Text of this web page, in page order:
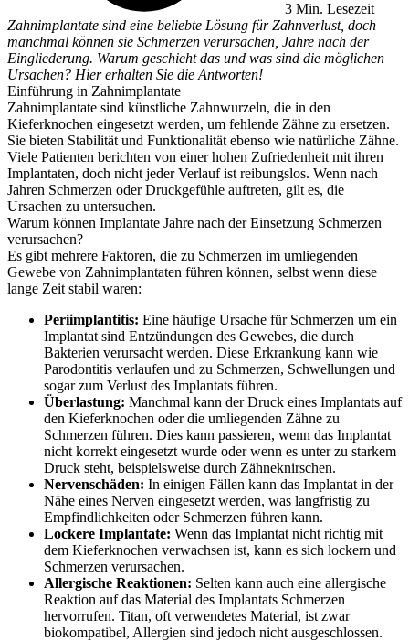
3 Min. Lesezeit
Zahnimplantate sind eine beliebte Lösung für Zahnverlust, doch
manchmal können sie Schmerzen verursachen, Jahre nach der
Eingliederung. Warum geschieht das und was sind die möglichen
Ursachen? Hier erhalten Sie die Antworten!
Einführung in Zahnimplantate
Zahnimplantate sind künstliche Zahnwurzeln, die in den
Kieferknochen eingesetzt werden, um fehlende Zähne zu ersetzen.
Sie bieten Stabilität und Funktionalität ebenso wie natürliche Zähne.
Viele Patienten berichten von einer hohen Zufriedenheit mit ihren
Implantaten, doch nicht jeder Verlauf ist reibungslos. Wenn nach
Jahren Schmerzen oder Druckgefühle auftreten, gilt es, die
Ursachen zu untersuchen.
Warum können Implantate Jahre nach der Einsetzung Schmerzen
verursachen?
Es gibt mehrere Faktoren, die zu Schmerzen im umliegenden
Gewebe von Zahnimplantaten führen können, selbst wenn diese
lange Zeit stabil waren:
Periimplantitis: Eine häufige Ursache für Schmerzen um ein
Implantat sind Entzündungen des Gewebes, die durch
Bakterien verursacht werden. Diese Erkrankung kann wie
Parodontitis verlaufen und zu Schmerzen, Schwellungen und
sogar zum Verlust des Implantats führen.
Überlastung: Manchmal kann der Druck eines Implantats auf
den Kieferknochen oder die umliegenden Zähne zu
Schmerzen führen. Dies kann passieren, wenn das Implantat
nicht korrekt eingesetzt wurde oder wenn es unter zu starkem
Druck steht, beispielsweise durch Zähneknirschen.
Nervenschäden: In einigen Fällen kann das Implantat in der
Nähe eines Nerven eingesetzt werden, was langfristig zu
Empfindlichkeiten oder Schmerzen führen kann.
Lockere Implantate: Wenn das Implantat nicht richtig mit
dem Kieferknochen verwachsen ist, kann es sich lockern und
Schmerzen verursachen.
Allergische Reaktionen: Selten kann auch eine allergische
Reaktion auf das Material des Implantats Schmerzen
hervorrufen. Titan, oft verwendetes Material, ist zwar
biokompatibel, Allergien sind jedoch nicht ausgeschlossen.